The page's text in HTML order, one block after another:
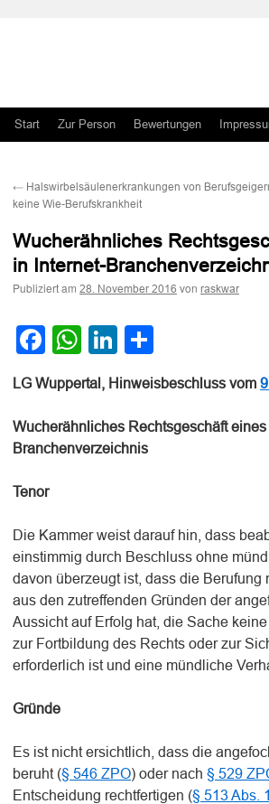
Zum
springen
Start Zur Person Bewertungen
← Halswirbelsäulenerkrankungen von
keine Wie-Berufskrankheit
Wucherähnliches
in Internet-
Publiziert am 28. November 2016 von raskwar
Facebook
WhatsApp
LinkedIn
LG Wuppertal, Hinweisbeschluss vom
Wucherähnliches Rechtsgeschäft
Branchenverzeichnis
Tenor
Die Kammer weist darauf hin, dass
einstimmig durch Beschluss ohne
davon überzeugt ist, dass die
aus den zutreffenden Gründen der
Aussicht auf Erfolg hat, die Sache
zur Fortbildung des Rechts oder zur
erforderlich ist und eine mündliche
Gründe
Es ist nicht ersichtlich, dass die
beruht (§ 546 ZPO) oder nach § 529
Entscheidung rechtfertigen (§ 513 Abs.